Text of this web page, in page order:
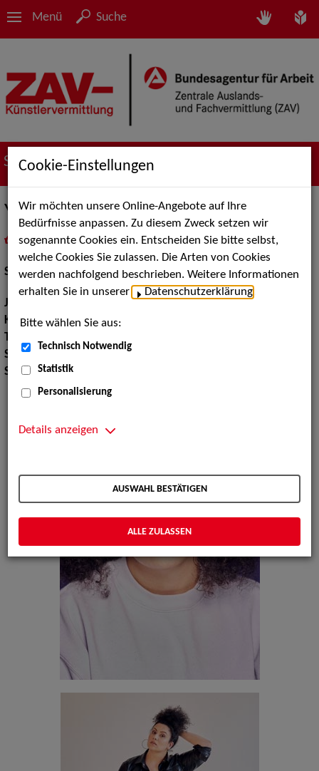
Menü Suche
Suche nach Künstler*innen
Yasemin Cec
als PDF speichern
inMeine Merklistelegen
Schauspiel:Bühne, Film und TV
Jahrgang:
Körpergröße:174 cm
Tanz:
Sport:
Sprachen:Englisch, Spanisch, Türkisch
Cookie-Einstellungen
Wir möchten unsere Online-Angebote auf Ihre
Bedürfnisse anpassen. Zu diesem Zweck setzen wir
sogenannte Cookies ein. Entscheiden Sie bitte selbst,
welche Cookies Sie zulassen. Die Arten von Cookies
werden nachfolgend beschrieben. Weitere Informationen
erhalten Sie in unserer
Datenschutzerklärung
Bitte wählen Sie aus:
Technisch Notwendig
Statistik
Personalisierung
Details anzeigen
AUSWAHL BESTÄTIGEN
ALLE ZULASSEN